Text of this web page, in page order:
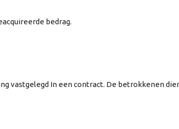
bedrag.
vastgelegd In een contract. De betrokkenen